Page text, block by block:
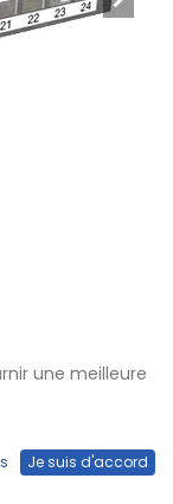
une meilleure
Je suis d'accord